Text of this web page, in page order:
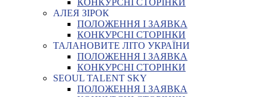
КОНКУРСНІ СТОРІНКИ
АЛЕЯ ЗІРОК
ПОЛОЖЕННЯ І ЗАЯВКА
КОНКУРСНІ СТОРІНКИ
ТАЛАНОВИТЕ ЛІТО УКРАЇНИ
ПОЛОЖЕННЯ І ЗАЯВКА
КОНКУРСНІ СТОРІНКИ
SEOUL TALENT SKY
ПОЛОЖЕННЯ І ЗАЯВКА